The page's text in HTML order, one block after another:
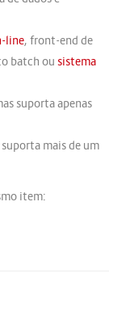
line, front-end de
batch ou sistema
suporta apenas
mais de um
item: